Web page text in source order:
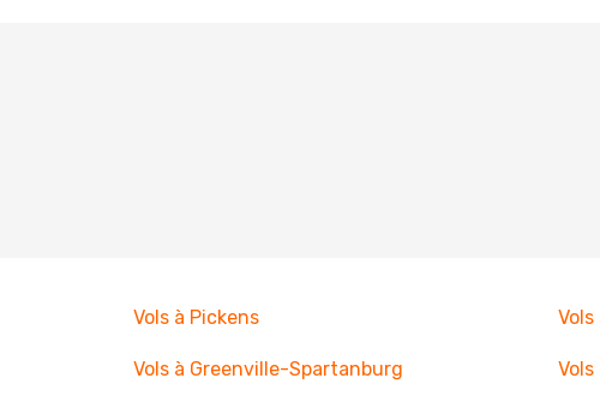
Vols à Pickens Vols
Vols à Greenville-Spartanburg